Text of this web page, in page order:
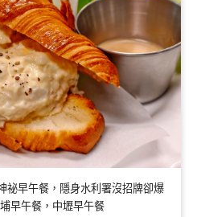
祕早午餐，隱身水利署沒招牌卻爆
早午餐，中壢早午餐